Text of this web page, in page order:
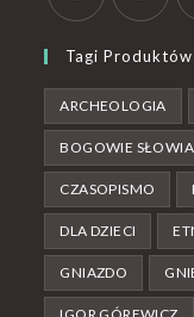
Tagi Produktów
ARCHEOLOGIA
BOGOWIE
CZASOPISMO
DLA DZIECI
GNIAZDO